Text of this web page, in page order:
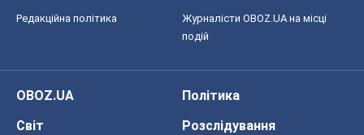
Редакційна політика
Журналісти OBOZ.UA на місці
подій
OBOZ.UA
Політика
Світ
Розслідування